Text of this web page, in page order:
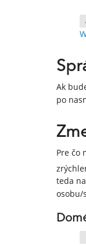
Ak
po
Pre čo
teda
osobu/